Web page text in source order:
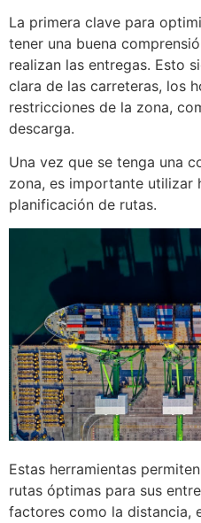
La primera clave para
tener una buena
realizan las entregas. Esto
clara de las carreteras, los
restricciones de la zona,
descarga.
Una vez que se tenga una
zona, es importante utilizar
planificación de rutas.
Estas herramientas
rutas óptimas para sus
factores como la distancia,